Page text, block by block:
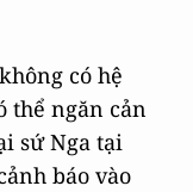
có hệ
thể ngăn cản
sứ Nga tại
báo vào